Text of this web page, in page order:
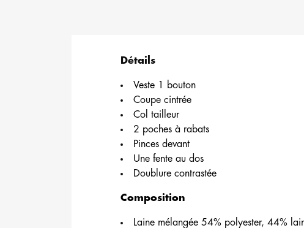
Détails
Veste 1 bouton
Coupe cintrée
Col tailleur
2 poches à rabats
Pinces devant
Une fente au dos
Doublure contrastée
Composition
Laine mélangée 54% polyester, 44%